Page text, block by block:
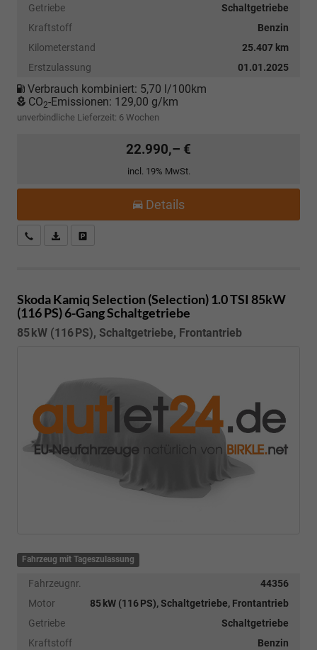
Getriebe
Schaltgetriebe
Kraftstoff
Benzin
Kilometerstand
25.407 km
Erstzulassung
01.01.2025
Verbrauch kombiniert: 5,70 l/100km
CO2-Emissionen: 129,00 g/km
unverbindliche Lieferzeit: 6 Wochen
22.990,– €
incl. 19% MwSt.
Details
Kostenloser Rückruf-Service
PDF-Datei, Fahrzeugexposé drucken
Skoda KamiqSelection (Selection) 1.0 TSI 85kW
(116 PS) 6-Gang Schaltgetriebe
85 kW (116 PS), Schaltgetriebe, Frontantrieb
Fahrzeug mit Tageszulassung
Fahrzeugnr.
44356
Motor
85 kW (116 PS), Schaltgetriebe, Frontantrieb
Getriebe
Schaltgetriebe
Kraftstoff
Benzin